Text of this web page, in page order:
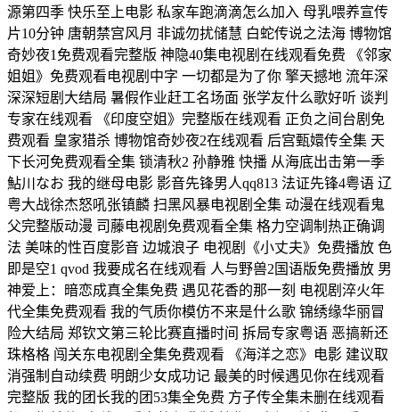
源第四季 快乐至上电影 私家车跑滴滴怎么加入 母乳喂养宣传
片10分钟 唐朝禁宫风月 非诚勿扰储慧 白蛇传说之法海 博物馆
奇妙夜1免费观看完整版 神隐40集电视剧在线观看免费 《邻家
姐姐》免费观看电视剧中字 一切都是为了你 擎天撼地 流年深
深深短剧大结局 暑假作业赶工名场面 张学友什么歌好听 谈判
专家在线观看 《印度空姐》完整版在线观看 正负之间台剧免
费观看 皇家猎杀 博物馆奇妙夜2在线观看 后宫甄嬛传全集 天
下长河免费观看全集 锁清秋2 孙静雅 快播 从海底出击第一季
鮎川なお 我的继母电影 影音先锋男人qq813 法证先锋4粤语 辽
粤大战徐杰怒吼张镇麟 扫黑风暴电视剧全集 动漫在线观看鬼
父完整版动漫 司藤电视剧免费观看全集 格力空调制热正确调
法 美味的性百度影音 边城浪子 电视剧《小丈夫》免费播放 色
即是空1 qvod 我要成名在线观看 人与野兽2国语版免费播放 男
神爱上：暗恋成真全集免费 遇见花香的那一刻 电视剧淬火年
代全集免费观看 我的气质你模仿不来是什么歌 锦绣缘华丽冒
险大结局 郑钦文第三轮比赛直播时间 拆局专家粤语 恶搞新还
珠格格 闯关东电视剧全集免费观看 《海洋之恋》电影 建议取
消强制自动续费 明朗少女成功记 最美的时候遇见你在线观看
完整版 我的团长我的团53集全免费 方子传全集未删在线观看